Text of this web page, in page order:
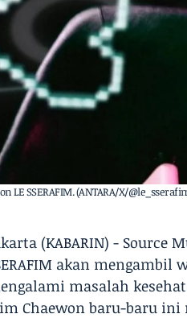
LE SSERAFIM. (ANTARA/X/
(KABARIN) - Source
akan
masalah
Chaewon baru-baru